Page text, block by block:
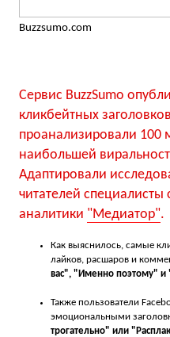
Buzzsumo.com
Сервис BuzzSumo
кликбейтных
проанализировали 100
наибольшей
Адаптировали
читателей
аналитики "Медиатор".
Как выяснилось, самые
лайков, расшаров и
вас", "Именно поэтому" и
Также пользователи
эмоциональными
трогательно" или